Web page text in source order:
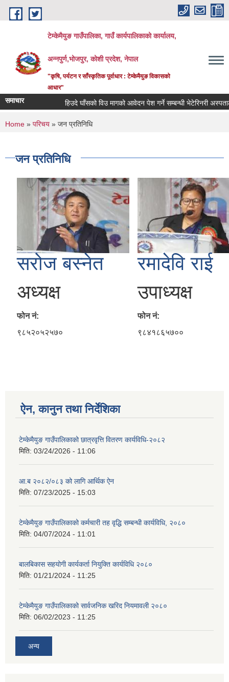
Skip to main content
टेम्केमैयुङ गाउँपालिका, गाउँ कार्यपालिकाको कार्यालय,
अन्नपुर्ण,भोजपुर, कोशी प्रदेश, नेपाल
"कृषि, पर्यटन र साँस्कृतिक पूर्वाधार : टेम्केमैयुङ विकासको
आधार"
समाचार हिउदे घाँसको विउ मागको आवेदन पेश गर्ने सम्बन्धी भेटेरिनरी
You are here
Home » परिचय » जन प्रतिनिधि
जन प्रतिनिधि
सरोज बस्नेत
अध्यक्ष
फोन नं:
९८५२०५२५७०
रमादेवि राई
उपाध्यक्ष
फोन नं:
९८४१८६५७००
ऐन, कानुन तथा निर्देशिका
टेम्केमैयुङ गाउँपालिकाको छात्रवृत्ति वितरण कार्यविधि-२०८२
मिति: 03/24/2026 - 11:06
आ.ब २०८२/०८३ को लागि आर्थिक ऐन
मिति: 07/23/2025 - 15:03
टेम्केमैयुङ गाउँपालिकाको कर्मचारी तह वृद्धि सम्बन्धी कार्यविधि, २०८०
मिति: 04/07/2024 - 11:01
बालबिकास सहयोगी कार्यकर्ता नियुक्ति कार्यविधि २०८०
मिति: 01/21/2024 - 11:25
टेम्केमैयुङ गाउँपालिकाको सार्वजनिक खरिद नियमावली २०८०
मिति: 06/02/2023 - 11:25
अन्य